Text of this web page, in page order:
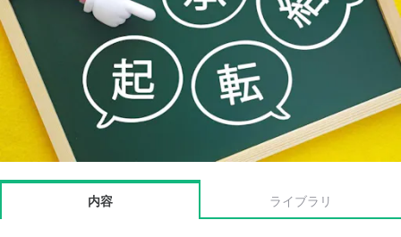
内容 ライブラリ